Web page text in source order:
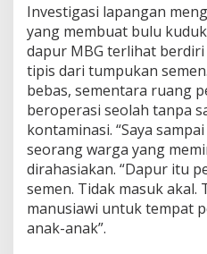
S
t
a
n
d
a
r
K
b
e
r
s
Investigasi lapangan
yang membuat bulu
dapur MBG terlihat
tipis dari tumpukan
bebas, sementara ruang
beroperasi seolah tanpa
kontaminasi. “Saya
seorang warga yang
dirahasiakan. “Dapur itu
semen. Tidak masuk akal.
manusiawi untuk tempat
anak-anak”.